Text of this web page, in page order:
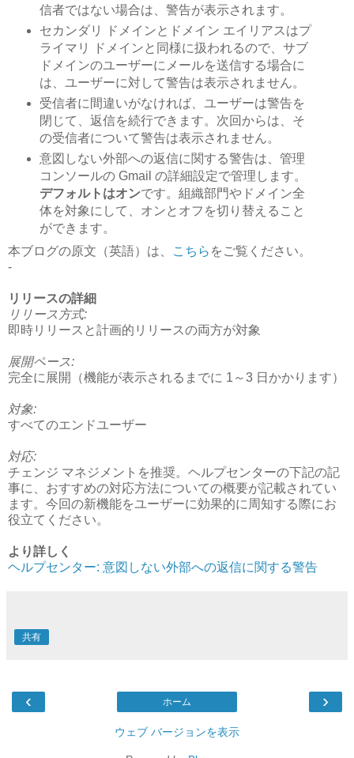
信者ではない場合は、警告が表示されます。
セカンダリ ドメインとドメイン エイリアスはプ
ライマリ ドメインと同様に扱われるので、サブ
ドメインのユーザーにメールを送信する場合に
は、ユーザーに対して警告は表示されません。
受信者に間違いがなければ、ユーザーは警告を
閉じて、返信を続行できます。次回からは、そ
の受信者について警告は表示されません。
意図しない外部への返信に関する警告は、管理
コンソールの Gmail の詳細設定で管理します。
デフォルトはオンです。組織部門やドメイン全
体を対象にして、オンとオフを切り替えること
ができます。
本ブログの原文（英語）は、
こちら をご覧ください。
-
リリースの詳細
リリース方式:
即時リリースと計画的リリースの両方が対象
展開ペース:
完全に展開（機能が表示されるまでに 1～3 日かかります）
対象:
すべてのエンドユーザー
対応:
チェンジ マネジメントを推奨。ヘルプセンターの下記の記
事に、おすすめの対応方法についての概要が記載されてい
ます。今回の新機能をユーザーに効果的に周知する際にお
役立てください。
より詳しく
ヘルプセンター: 意図しない外部への返信に関する警告
共有
‹ ›
ホーム
ウェブ バージョンを表示